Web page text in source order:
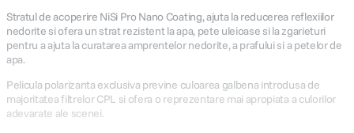
Stratul de acoperire NiSi Pro Nano Coating, ajuta la reducerea reflexiilor
nedorite si ofera un strat rezistent la apa, pete uleioase si la zgarieturi
pentru a ajuta la curatarea amprentelor nedorite, a prafului si a petelor de
apa.
Pelicula polarizanta exclusiva previne culoarea galbena introdusa de
majoritatea filtrelor CPL si ofera o reprezentare mai apropiata a culorilor
adevarate ale scenei.